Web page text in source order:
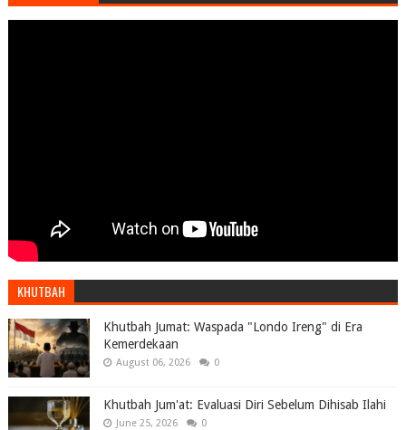
KHUTBAH
Khutbah Jumat: Waspada "Londo Ireng" di Era
Kemerdekaan
August 06, 2026 0
Khutbah Jum'at: Evaluasi Diri Sebelum Dihisab Ilahi
June 25, 2026 0